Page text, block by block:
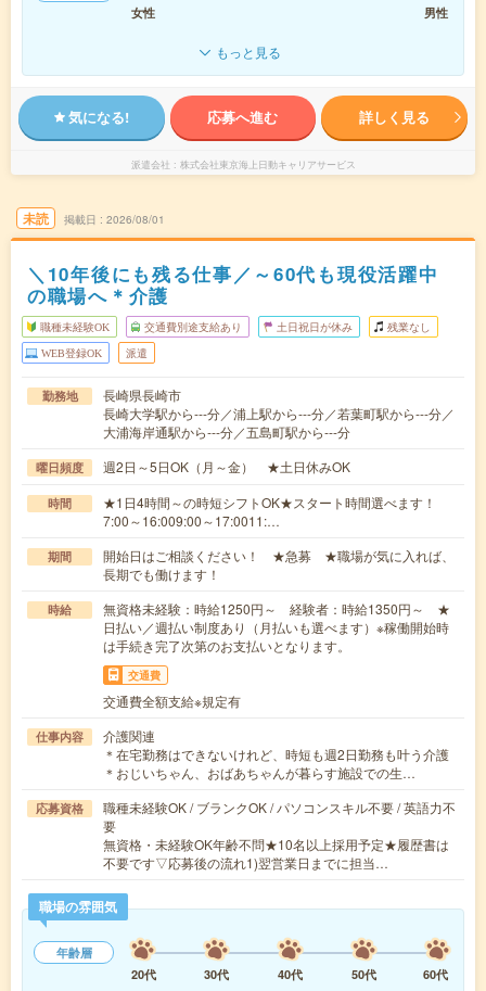
女性
男性
もっと見る
気になる! 応募へ進む 詳しく見る
派遣会社 株式会社東京海上日動キャリアサービス
未読 掲載日 2026/08/01
＼10年後にも残る仕事／～60代も現役活躍中
の職場へ＊介護
職種未経験OK 交通費別途支給あり 土日祝日が休み 残業なし
WEB登録OK 派遣
勤務地
長崎県長崎市
長崎大学駅から---分／浦上駅から---分／若葉町駅から---分／
大浦海岸通駅から---分／五島町駅から---分
曜日頻度 週2日～5日OK（月～金） ★土日休みOK
時間
★1日4時間～の時短シフトOK★スタート時間選べます！
7:00～16:009:00～17:0011:…
期間
開始日はご相談ください！ ★急募 ★職場が気に入れば、
長期でも働けます！
時給
無資格未経験：時給1250円～ 経験者：時給1350円～ ★
日払い／週払い制度あり（月払いも選べます）※稼働開始時
は手続き完了次第のお支払いとなります。
交通費
交通費全額支給※規定有
仕事内容
介護関連
＊在宅勤務はできないけれど、時短も週2日勤務も叶う介護
＊おじいちゃん、おばあちゃんが暮らす施設での生…
応募資格
職種未経験OK / ブランクOK / パソコンスキル不要 / 英語力不
要
無資格・未経験OK年齢不問★10名以上採用予定★履歴書は
不要です▽応募後の流れ1)翌営業日までに担当…
職場の雰囲気
年齢層
20代
30代 40代 50代
60代